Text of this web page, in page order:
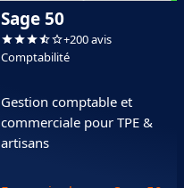
Sage 50
+200 avis
Comptabilité
Gestion comptable et
commerciale pour TPE &
artisans